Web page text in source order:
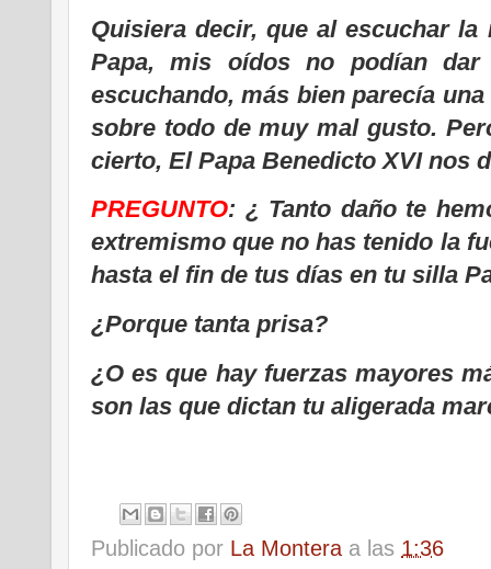
Quisiera decir, que al escuchar
Papa, mis oídos no podían
escuchando, más bien parecía
sobre todo de muy mal gusto.
cierto, El Papa Benedicto XVI nos
PREGUNTO: ¿ Tanto daño te
extremismo que no has tenido la
hasta el fin de tus días en tu silla
¿Porque tanta prisa?
¿O es que hay fuerzas mayores
son las que dictan tu aligerada
Publicado por La Montera a las 1:36